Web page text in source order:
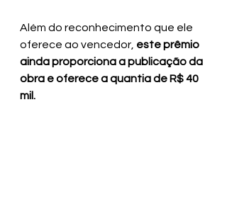
Além do reconhecimento que ele
oferece ao vencedor, este prêmio
ainda proporciona a publicação da
obra e oferece a quantia de R$ 40
mil.